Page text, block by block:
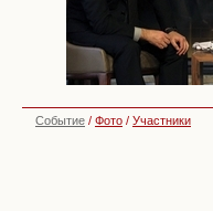
Событие / Фото / Участники